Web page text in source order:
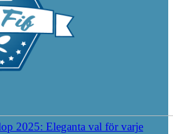
2025: Eleganta val för varje